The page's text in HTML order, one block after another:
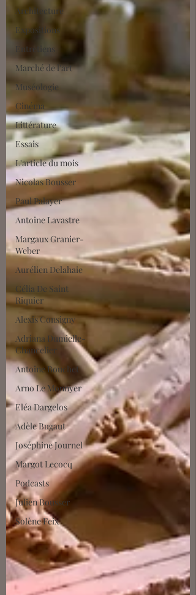
Architecture
Expositions
Entretiens
Marché de l'art
Muséologie
Cinéma
Littérature
Essais
L'article du mois
Nicolas Bousser
Paul Palayer
Antoine Lavastre
Margaux Granier-
Weber
Aurélien Delahaie
Célia De Saint
Riquier
Alexis Consigny
Adriana Dumielle-
Chancelier
Antoine Bouchet
Arno Le Monnyer
Eléa Dargelos
Adèle Bugaut
Joséphine Journel
Margot Lecocq
Podcasts
Julien Bousser
Solène Feix